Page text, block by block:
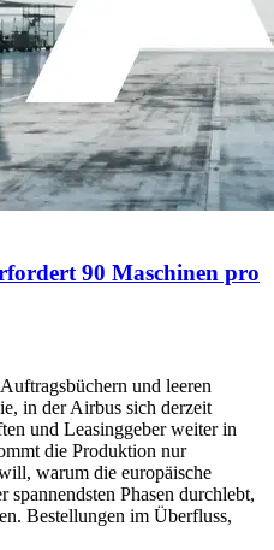
90 Maschinen pro
und leeren
in der Airbus sich derzeit
und Leasinggeber weiter in
die Produktion nur
warum die europäische
Phasen durchlebt,
Bestellungen im Überfluss,